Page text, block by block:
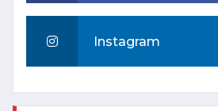
Instagram